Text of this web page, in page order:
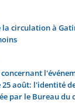
la circulation à
25 août: l'identité
par le Bureau du